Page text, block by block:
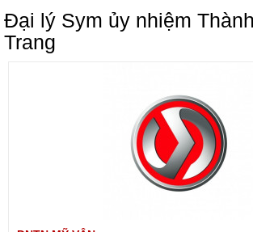
Đại lý Sym ủy nhiệm
Trang